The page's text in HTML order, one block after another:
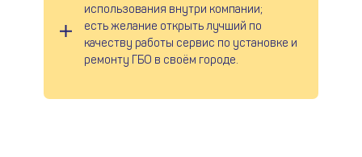
использования внутри компании;
есть желание открыть лучший по
качеству работы сервис по установке и
ремонту ГБО в своём городе.